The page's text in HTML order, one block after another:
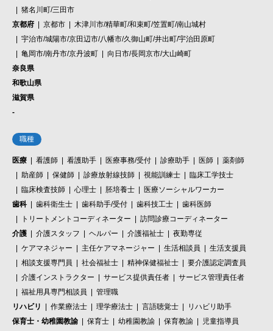
猪名川町/三田市
京都府
京都市
木津川市/精華町/和束町/笠置町/南山城村
宇治市/城陽市/京田辺市/八幡市/久御山町/井出町/宇治田原町
亀岡市/南丹市/京丹波町
向日市/長岡京市/大山崎町
奈良県
和歌山県
滋賀県
-
職種
医療 看護師 看護助手 医療事務/受付 診療助手 医師
薬剤師
助産師
保健師 診療放射線技師 視能訓練士
臨床工学技士
臨床検査技師
心理士 胚培養士
医療ソーシャルワーカー
歯科
歯科衛生士 歯科助手/受付 歯科技工士
歯科医師
トリートメントコーディネーター
訪問診療コーディネーター
介護
介護スタッフ ヘルパー 介護福祉士
夜勤専従
ケアマネジャー
主任ケアマネージャー 生活相談員
生活支援員
相談支援専門員
社会福祉士 精神保健福祉士
要介護認定調査員
介護インストラクター
サービス提供責任者
サービス管理責任者
福祉用具専門相談員
管理職
リハビリ
作業療法士 理学療法士 言語聴覚士
リハビリ助手
保育士・幼稚園教諭
保育士 幼稚園教諭 保育教諭 児童指導員